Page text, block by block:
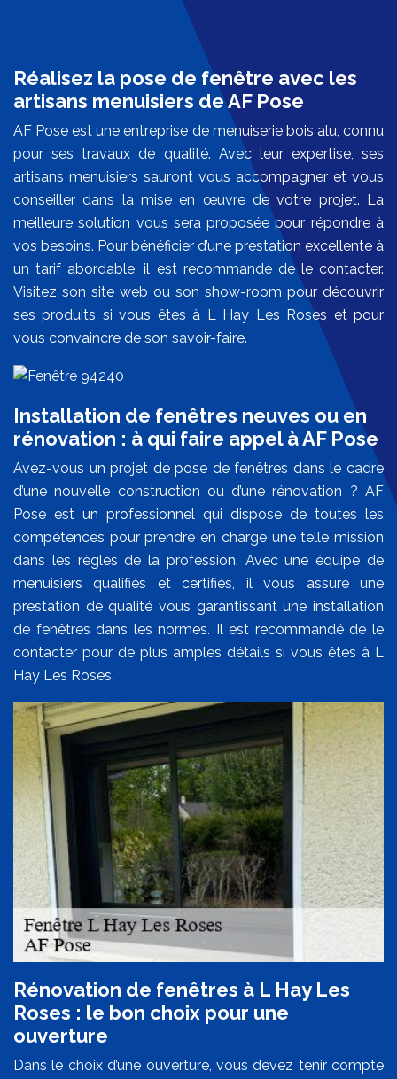
Réalisez la pose de fenêtre avec les
artisans menuisiers de AF Pose
AF Pose est une entreprise de menuiserie bois alu, connu
pour ses travaux de qualité. Avec leur expertise, ses
artisans menuisiers sauront vous accompagner et vous
conseiller dans la mise en œuvre de votre projet. La
meilleure solution vous sera proposée pour répondre à
vos besoins. Pour bénéficier d’une prestation excellente à
un tarif abordable, il est recommandé de le contacter.
Visitez son site web ou son show-room pour découvrir
ses produits si vous êtes à L Hay Les Roses et pour
vous convaincre de son savoir-faire.
Installation de fenêtres neuves ou en
rénovation : à qui faire appel à AF Pose
Avez-vous un projet de pose de fenêtres dans le cadre
d’une nouvelle construction ou d’une rénovation ? AF
Pose est un professionnel qui dispose de toutes les
compétences pour prendre en charge une telle mission
dans les règles de la profession. Avec une équipe de
menuisiers qualifiés et certifiés, il vous assure une
prestation de qualité vous garantissant une installation
de fenêtres dans les normes. Il est recommandé de le
contacter pour de plus amples détails si vous êtes à L
Hay Les Roses.
Rénovation de fenêtres à L Hay Les
Roses : le bon choix pour une
ouverture
Dans le choix d’une ouverture, vous devez tenir compte